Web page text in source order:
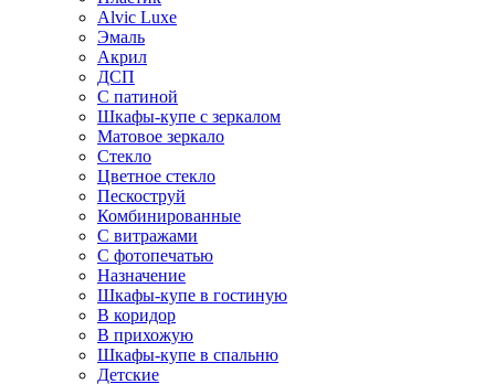
Alvic Luxe
Эмаль
Акрил
ДСП
С патиной
Шкафы-купе с зеркалом
Матовое зеркало
Стекло
Цветное стекло
Пескоструй
Комбинированные
С витражами
С фотопечатью
Назначение
Шкафы-купе в гостиную
В коридор
В прихожую
Шкафы-купе в спальню
Детские